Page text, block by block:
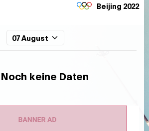
Beijing 2022
07 August
Noch keine Daten